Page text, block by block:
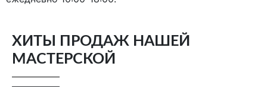
ХИТЫ ПРОДАЖ НАШЕЙ
МАСТЕРСКОЙ